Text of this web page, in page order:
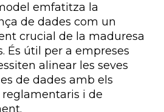
emfatitza la
de dades com un
crucial de la maduresa
És útil per a empreses
alinear les seves
de dades amb els
i de